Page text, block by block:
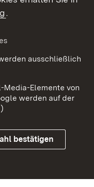
.
ausschließlich
Elemente von
werden auf der
bestätigen